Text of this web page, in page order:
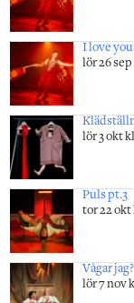
I love you
lör 26 sep
lör 3 okt
Puls pt.3
tor 22
Vågar jag?
lör 7 nov